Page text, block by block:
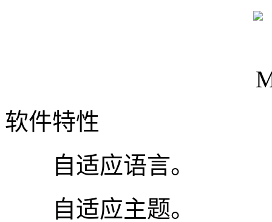
软件特性
自适应语言。
自适应主题。